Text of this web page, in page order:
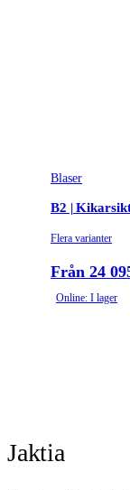
Blaser
B2 |
Flera varianter
Från 24
Online: I lager
Jaktia